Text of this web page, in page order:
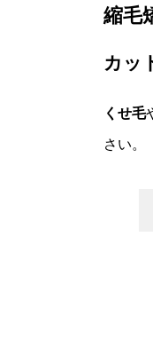
縮毛
カッ
くせ毛
さい。